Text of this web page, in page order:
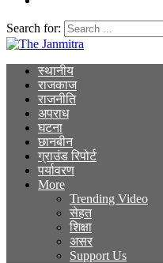
Search for:
The Janmitra
The Janmitra
स्थानीय
राजकाज
राजनीति
अपराध
घटना
छानबीन
ग्राउंड रिपोर्ट
पर्यावरण
More
Trending Video
सेहत
शिक्षा
असर
Support Us